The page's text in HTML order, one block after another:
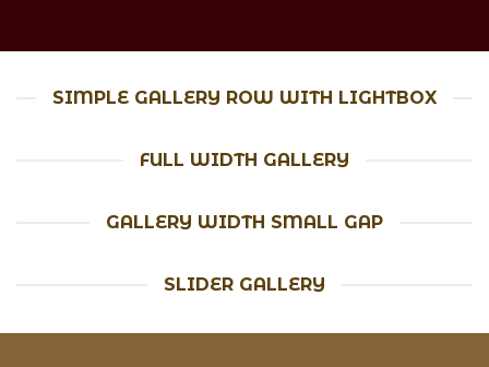
SIMPLE GALLERY ROW WITH LIGHTBOX
FULL WIDTH GALLERY
GALLERY WIDTH SMALL GAP
SLIDER GALLERY